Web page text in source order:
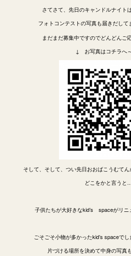
さてさて、先日のキャンドルナイト
フォトコンテストの写真も届きだして
まだまだ募集中ですのでどんどんご
↓ お写真はコチラへ
そして、そして、つい先日おおばこうむてん
どこをかと言うと
子供たちが大好きなkid’s spaceがリニ
ごそごそ小物が多かったkid’s spaceで
片づける場所を決めて中身の写真